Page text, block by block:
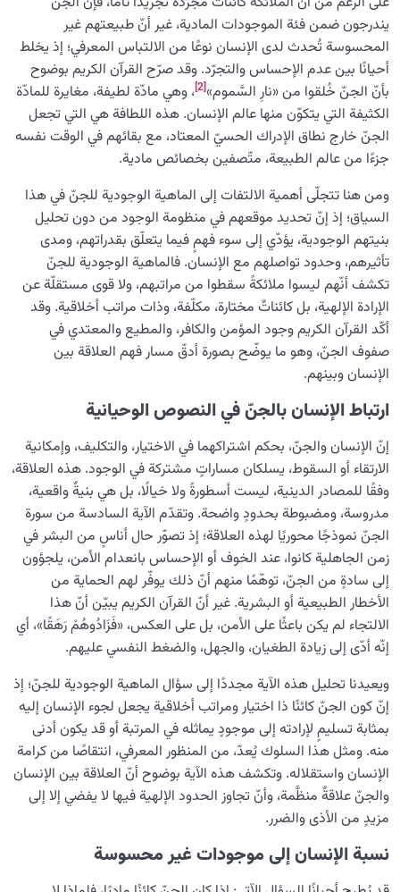
يندرجون ضمن فئة الموجودات المادية، غير أنّ طبيعتهم غير
المحسوسة تُحدث لدى الإنسان نوعًا من الالتباس المعرفي؛ إذ يخلط
أحيانًا بين عدم الإحساس والتجرّد. وقد صرّح القرآن الكريم بوضوح
بأنّ الجنّ خُلقوا من «نارِ السَّموم»[2]
، وهي مادّة لطيفة، مغايرة للمادّة
الكثيفة التي يتكوّن منها عالم الإنسان. هذه اللطافة هي التي تجعل
الجنّ خارج نطاق الإدراك الحسيّ المعتاد، مع بقائهم في الوقت نفسه
جزءًا من عالم الطبيعة، متّصفين بخصائص مادية.
ومن هنا تتجلّى أهمية الالتفات إلى الماهية الوجودية للجنّ في هذا
السياق؛ إذ إنّ تحديد موقعهم في منظومة الوجود من دون تحليل
بنيتهم الوجودية، يؤدّي إلى سوء فهمٍ فيما يتعلّق بقدراتهم، ومدى
تأثيرهم، وحدود تواصلهم مع الإنسان. فالماهية الوجودية للجنّ
تكشف أنّهم ليسوا ملائكةً سقطوا من مراتبهم، ولا قوى مستقلّة عن
الإرادة الإلهية، بل كائناتٌ مختارة، مكلّفة، وذات مراتب أخلاقية. وقد
أكّد القرآن الكريم وجود المؤمن والكافر، والمطيع والمعتدي في
صفوف الجنّ، وهو ما يوضّح بصورة أدقّ مسار فهم العلاقة بين
الإنسان وبينهم.
ارتباط الإنسان بالجنّ في النصوص الوحيانية
إنّ الإنسان والجنّ، بحكم اشتراكهما في الاختيار، والتكليف، وإمكانية
الارتقاء أو السقوط، يسلكان مساراتٍ مشتركة في الوجود. هذه العلاقة،
وفقًا للمصادر الدينية، ليست أسطورةً ولا خيالًا، بل هي بنيةٌ واقعية،
مدروسة، ومضبوطة بحدودٍ واضحة. وتقدّم الآية السادسة من سورة
الجنّ نموذجًا محوريًا لهذه العلاقة؛ إذ تصوّر حال أناسٍ من البشر في
زمن الجاهلية كانوا، عند الخوف أو الإحساس بانعدام الأمن، يلجؤون
إلى سادةٍ من الجنّ، توهّمًا منهم أنّ ذلك يوفّر لهم الحماية من
الأخطار الطبيعية أو البشرية. غير أنّ القرآن الكريم يبيّن أنّ هذا
الالتجاء لم يكن باعثًا على الأمن، بل على العكس، «فَزَادُوهُمْ رَهَقًا»، أي
إنّه أدّى إلى زيادة الطغيان، والجهل، والضغط النفسي عليهم.
ويعيدنا تحليل هذه الآية مجددًا إلى سؤال الماهية الوجودية للجنّ؛ إذ
إنّ كون الجنّ كائنًا ذا اختيار ومراتب أخلاقية يجعل لجوء الإنسان إليه
بمثابة تسليمٍ لإرادته إلى موجودٍ يماثله في المرتبة أو قد يكون أدنى
منه. ومثل هذا السلوك يُعدّ، من المنظور المعرفي، انتقاصًا من كرامة
الإنسان واستقلاله. وتكشف هذه الآية بوضوح أنّ العلاقة بين الإنسان
والجنّ علاقةٌ منظَّمة، وأنّ تجاوز الحدود الإلهية فيها لا يفضي إلا إلى
مزيدٍ من الأذى والضرر.
نسبة الإنسان إلى موجودات غير محسوسة